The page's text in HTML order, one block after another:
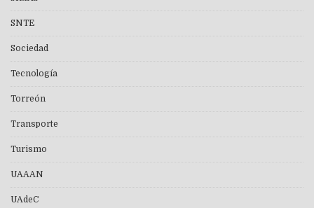
SNTE
Sociedad
Tecnología
Torreón
Transporte
Turismo
UAAAN
UAdeC